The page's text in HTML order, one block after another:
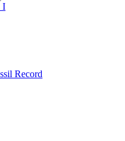
I
Record